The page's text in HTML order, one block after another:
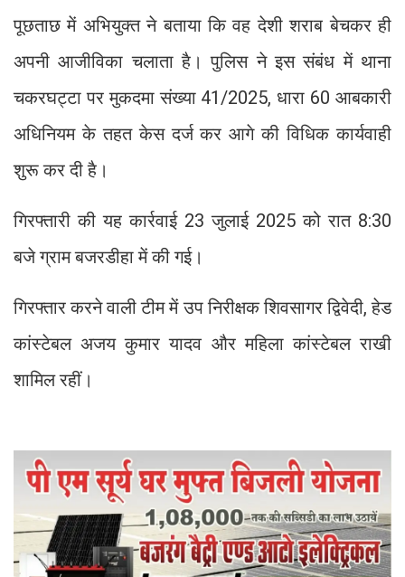
पूछताछ में अभियुक्त ने बताया कि वह देशी शराब बेचकर ही
अपनी आजीविका चलाता है। पुलिस ने इस संबंध में थाना
चकरघट्टा पर मुकदमा संख्या 41/2025, धारा 60 आबकारी
अधिनियम के तहत केस दर्ज कर आगे की विधिक कार्यवाही
शुरू कर दी है।
गिरफ्तारी की यह कार्रवाई 23 जुलाई 2025 को रात 8:30
बजे ग्राम बजरडीहा में की गई।
गिरफ्तार करने वाली टीम में उप निरीक्षक शिवसागर द्विवेदी, हेड
कांस्टेबल अजय कुमार यादव और महिला कांस्टेबल राखी
शामिल रहीं।